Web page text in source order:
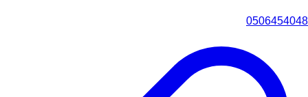
0506454048